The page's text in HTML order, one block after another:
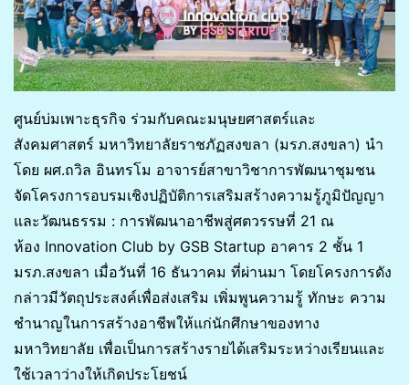
ศูนย์บ่มเพาะธุรกิจ ร่วมกับคณะมนุษยศาสตร์และ
สังคมศาสตร์ มหาวิทยาลัยราชภัฏสงขลา (มรภ.สงขลา) นำ
โดย ผศ.ถวิล อินทรโม อาจารย์สาขาวิชาการพัฒนาชุมชน
จัดโครงการอบรมเชิงปฏิบัติการเสริมสร้างความรู้ภูมิปัญญา
และวัฒนธรรม : การพัฒนาอาชีพสู่ศตวรรษที่ 21 ณ
ห้อง Innovation Club by GSB Startup อาคาร 2 ชั้น 1
มรภ.สงขลา เมื่อวันที่ 16 ธันวาคม ที่ผ่านมา โดยโครงการดัง
กล่าวมีวัตถุประสงค์เพื่อส่งเสริม เพิ่มพูนความรู้ ทักษะ ความ
ชำนาญในการสร้างอาชีพให้แก่นักศึกษาของทาง
มหาวิทยาลัย เพื่อเป็นการสร้างรายได้เสริมระหว่างเรียนและ
ใช้เวลาว่างให้เกิดประโยชน์